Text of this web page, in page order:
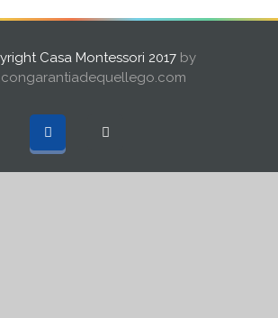
Casa Montessori 2017 by